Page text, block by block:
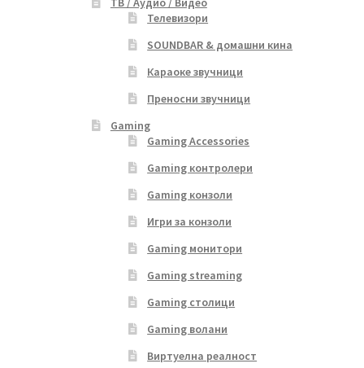
Телевизори
SOUNDBAR & домашни кина
Караоке звучници
Преносни звучници
Gaming
Gaming Accessories
Gaming контролери
Gaming конзоли
Игри за конзоли
Gaming монитори
Gaming streaming
Gaming столици
Gaming волани
Виртуелна реалност